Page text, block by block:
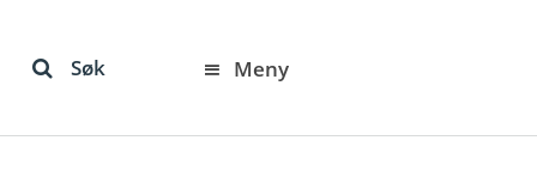
Søk Meny